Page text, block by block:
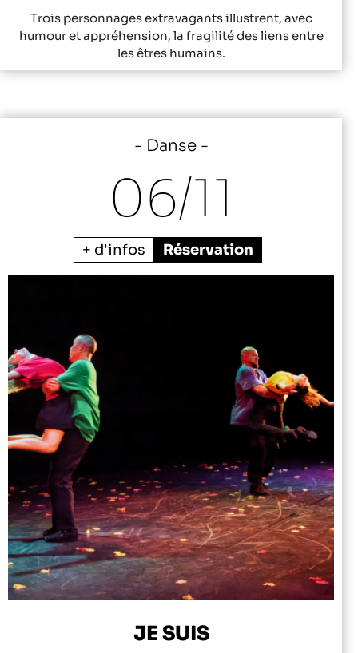
Trois personnages extravagants illustrent, avec
humour et appréhension, la fragilité des liens entre
les êtres humains.
Danse
06/11
+ d'infos Réservation
JE SUIS